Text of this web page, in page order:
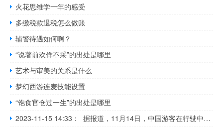
火花思维学一年的感受
多缴税款退税怎么做账
辅警待遇如何啊？
“说著前欢佯不采”的出处是哪里
艺术与审美的关系是什么
梦幻西游连麦技能设置
“饱食官仓过一生”的出处是哪里
2023-11-15 14:33： 据报道，11月14日，中国游客在行驶中的雅万高铁高速动车组列车车厢内玩起了“窗台立硬币”。视频显示，列车时速已达295公里，而硬币稳稳的“立住了”。据新华社此前报道，10月17日，中印尼合作建设的雅万高铁正式开通运营。 A6WRvowc ​​​